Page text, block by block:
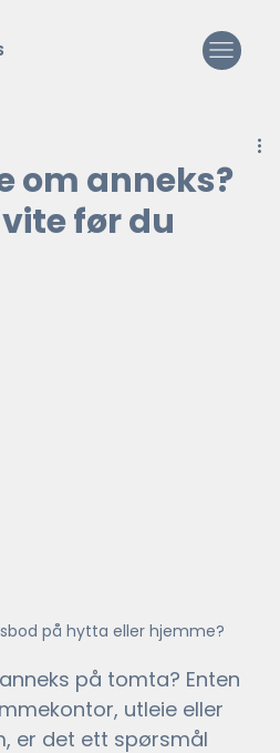
om anneks?
før du
på hytta eller hjemme?
på tomta? Enten
utleie eller
er det ett spørsmål